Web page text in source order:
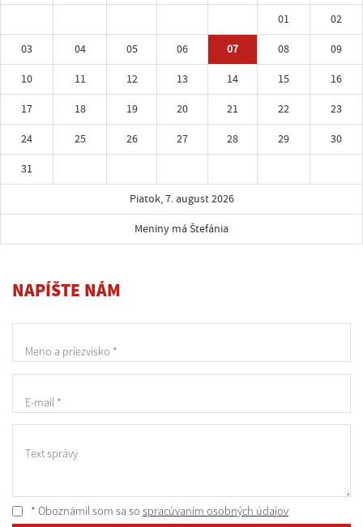
01
02
03
04 05 06 07 08
09
10
11 12 13 14 15
16
17
18 19 20 21 22
23
24
25 26 27 28 29
30
31
Piatok, 7. august 2026
Meniny má Štefánia
NAPÍŠTE NÁM
Meno a priezvisko *
E-mail *
Text správy
* Oboznámil som sa so spracúvaním osobných údajov